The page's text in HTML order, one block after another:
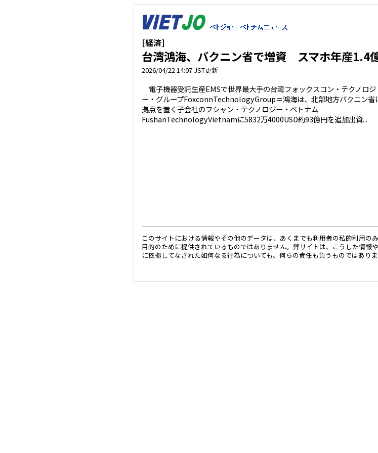
[経済]
台湾鴻海、バクニン省で増資 スマホ年産1.4
2026/04/22 14:07 JST更新
電子機器受託生産EMSで世界最大手の台湾フォックスコン・テクノロジ
ー・グループFoxconnTechnologyGroup＝鴻海は、北部地方バクニン省
拠点を置く子会社のフシャン・テクノロジー・ベトナム
FushanTechnologyVietnamに5832万4000USD約93億円を追加出資...
このサイトにおける情報やその他のデータは、あくまでも利用者の私的利用の
目的のために提供されているものではありません。弊サイトは、こうした情報
に依拠してなされた如何なる行為についても、何らの責任も負うものではありま